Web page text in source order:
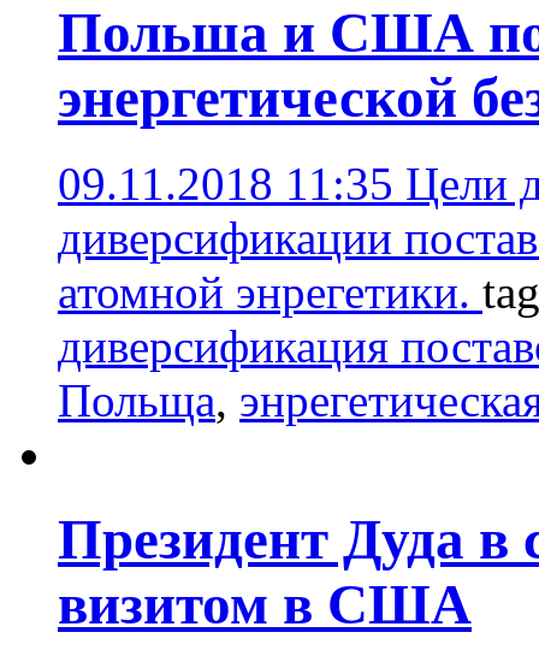
Польша и США
энергетической
09.11.2018 11:35 Цели
диверсификации
атомной энрегетики.
диверсификация
Польща,
Президент Дуда в
визитом в США